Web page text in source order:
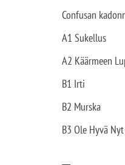
Confusan
A1 Sukellus
A2 Käärmeen
B1 Irti
B2 Murska
B3 Ole Hyvä Nyt